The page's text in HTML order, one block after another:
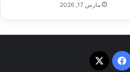
مارس 17, 2026
فيسبوك
‫X